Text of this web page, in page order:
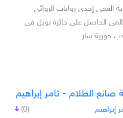
العمى إحدى روايات الروائى
الحاصل على جائزة نوبل فى
جوزية سار
صانع الظلام - تامر إبراهيم
(0)
إبراهيم